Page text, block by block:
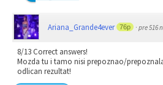
Ariana_Grande4ever 76p · pre 516
8/13 Correct answers!
Mozda tu i tamo nisi prepoznao/
odlican rezultat!